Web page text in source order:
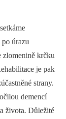
úrazu
zlomenině krčku
je pak
strany.
demencí
života. Důležité